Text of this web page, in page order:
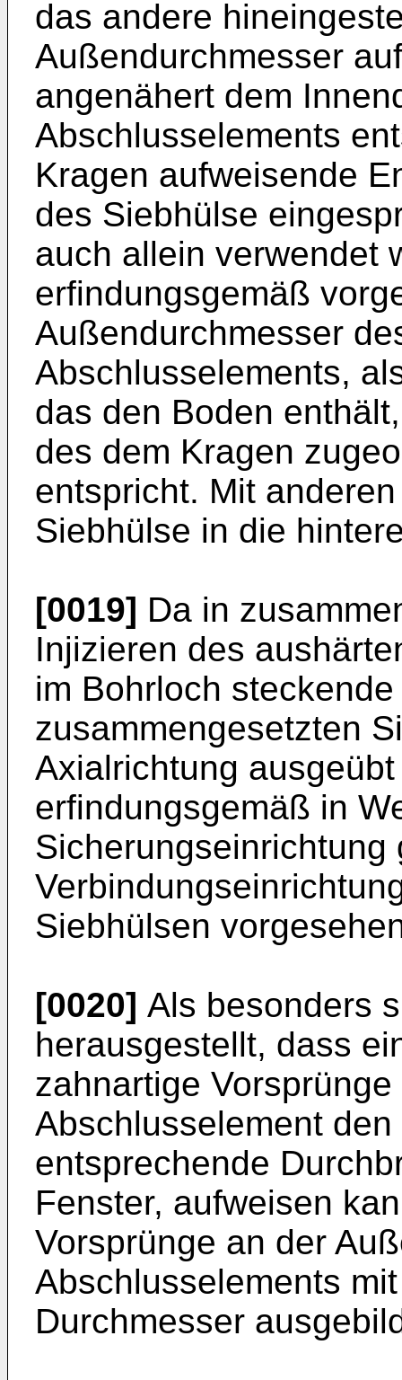
das andere
Außendurchmesser
angenähert dem
Abschlusselements
Kragen aufweisende
des Siebhülse
auch allein verwendet
erfindungsgemäß
Außendurchmesser
Abschlusselements,
das den Boden
des dem Kragen
entspricht. Mit
Siebhülse in die
[0019] Da in
Injizieren des
im Bohrloch
zusammengesetzten
Axialrichtung
erfindungsgemäß in
Siebhülsen
[0020] Als besonders
herausgestellt, dass
zahnartige
Abschlusselement
entsprechende
Fenster, aufweisen
Vorsprünge an der
Abschlusselements
Durchmesser